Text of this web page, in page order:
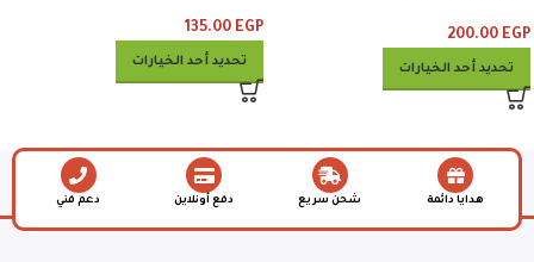
200.00 EGP
تحديد أحد الخيارات
135.00 EGP
تحديد أحد الخيارات
هدايا دائمة شحن سريع دفع أونلاين دعم فني